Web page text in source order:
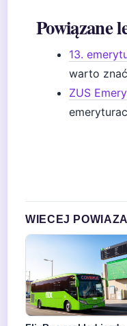
Powiązane
13.
warto
ZUS
WIECEJ